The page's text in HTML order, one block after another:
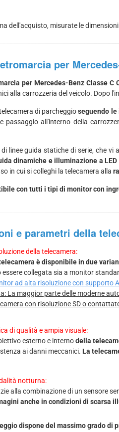
dell'acquisto, misurate le
per
per Mercedes-Benz Classe C
alla carrozzeria del veicolo. Dopo
di parcheggioseguendo
passaggio all'interno della
linee guida statiche di serie, che
dinamiche e illuminazione a
in cui si colleghi la telecamera alla
con tutti i tipi di monitor con
e parametri della
della telecamera:
è disponibile in due
essere collegata sia a monitor
ad alta risoluzione con supporto
La maggior parte delle moderne
con risoluzione SD o
di qualità e ampia visuale:
esterno e internodella
ai danni meccanici. La
notturna:
alla combinazione di un sensore
anche in condizioni di scarsa
dispone del massimo grado di